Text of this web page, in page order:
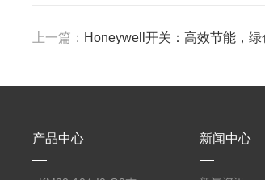
上一篇： Honeywell开关：高效节能，
产品中心 新闻中心